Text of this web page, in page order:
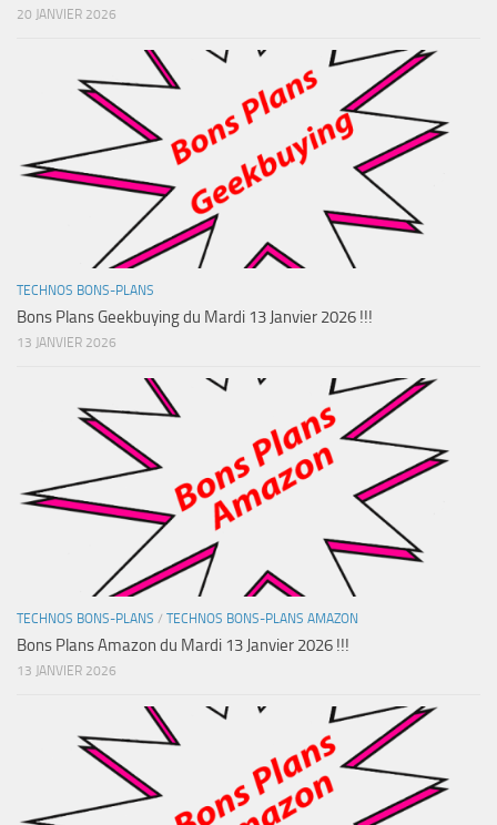
20 JANVIER 2026
TECHNOS BONS-PLANS
Bons Plans Geekbuying du Mardi 13 Janvier 2026 !!!
13 JANVIER 2026
TECHNOS BONS-PLANS / TECHNOS BONS-PLANS AMAZON
Bons Plans Amazon du Mardi 13 Janvier 2026 !!!
13 JANVIER 2026